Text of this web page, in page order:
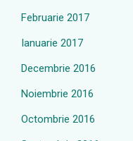
Februarie 2017
Ianuarie 2017
Decembrie 2016
Noiembrie 2016
Octombrie 2016